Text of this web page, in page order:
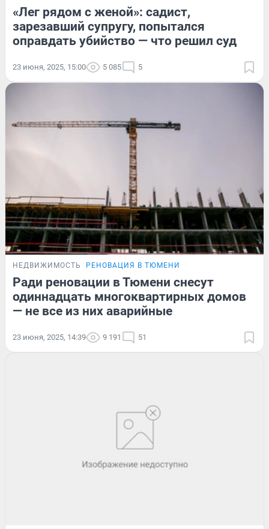
«Лег рядом с женой»: садист,
зарезавший супругу, попытался
оправдать убийство — что решил суд
23 июня, 2025, 15:00 5 085 5
НЕДВИЖИМОСТЬ РЕНОВАЦИЯ В ТЮМЕНИ
Ради реновации в Тюмени снесут
одиннадцать многоквартирных домов
— не все из них аварийные
23 июня, 2025, 14:39 9 191 51